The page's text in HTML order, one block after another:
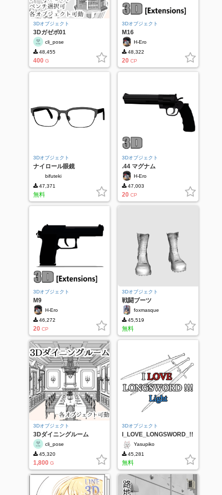
3Dオブジェクト
3Dガゼボ01
cli_pose
48,455
400 G
3Dオブジェクト
M16
H-Ero
48,322
20 CP
3Dオブジェクト
ナイロール眼鏡
bifuteki
47,371
無料
3Dオブジェクト
.44 マグナム
H-Ero
47,003
20 CP
3Dオブジェクト
M9
H-Ero
46,272
20 CP
3Dオブジェクト
戦闘ブーツ
foxmasque
45,519
無料
3Dオブジェクト
3Dダイニングルーム
cli_pose
45,320
1,800 G
3Dオブジェクト
I_LOVE_LONGSWORD_!!
!_LightYasupiko
45,281
無料